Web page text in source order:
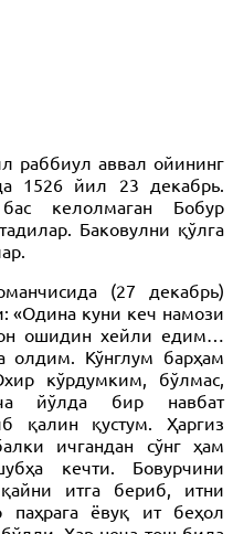
раббиул аввал ойининг
1526 йил 23 декабрь.
келолмаган Бобур
Баковулни қўлга
(27 декабрь)
«Одина куни кеч намози
ошидин хейли едим…
олдим. Кўнглум барҳам
кўрдумким, бўлмас,
йўлда бир навбат
қалин қустум. Ҳаргиз
ичгандан сўнг ҳам
кечти. Бовурчини
итга бериб, итни
паҳрага ёвуқ ит беҳол